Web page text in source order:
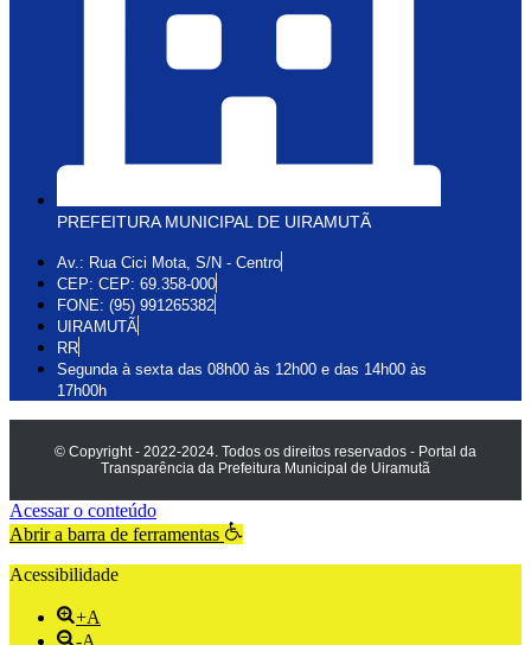
PREFEITURA MUNICIPAL DE UIRAMUTÃ
Av.: Rua Cici Mota, S/N - Centro
CEP: CEP: 69.358-000
FONE: (95) 991265382
UIRAMUTÃ
RR
Segunda à sexta das 08h00 às 12h00 e das 14h00 às
17h00h
© Copyright - 2022-2024. Todos os direitos reservados - Portal da
Transparência da Prefeitura Municipal de Uiramutã
Acessar o conteúdo
Abrir a barra de ferramentas
Acessibilidade
+A
-A